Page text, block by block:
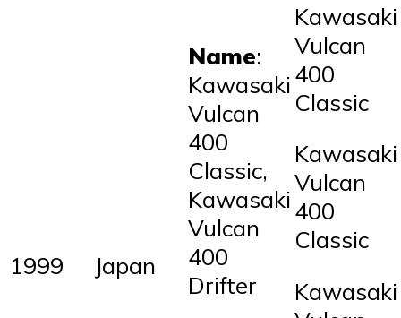
1999 Japan
Name:
Kawasaki
Vulcan
400
Classic,
Kawasaki
Vulcan
400
Drifter
Kawasaki
Vulcan
400
Classic
Kawasaki
Vulcan
400
Classic
Kawasaki